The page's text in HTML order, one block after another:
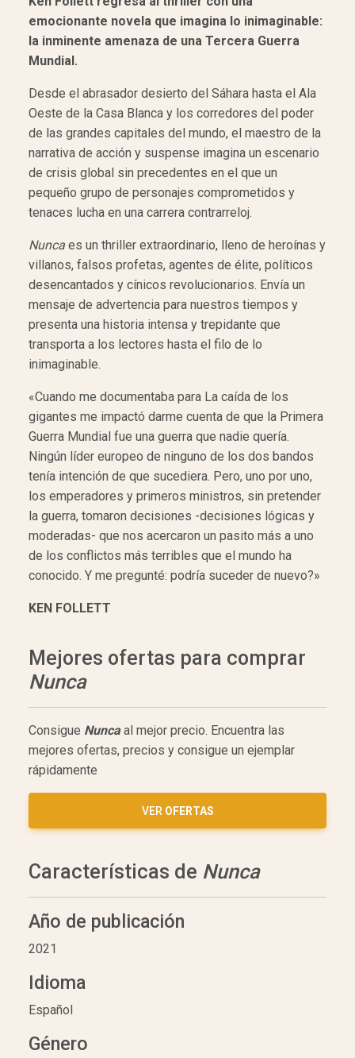
emocionante novela que imagina lo inimaginable:
la inminente amenaza de una Tercera Guerra
Mundial.
Desde el abrasador desierto del Sáhara hasta el Ala
Oeste de la Casa Blanca y los corredores del poder
de las grandes capitales del mundo, el maestro de la
narrativa de acción y suspense imagina un escenario
de crisis global sin precedentes en el que un
pequeño grupo de personajes comprometidos y
tenaces lucha en una carrera contrarreloj.
Nunca es un thriller extraordinario, lleno de heroínas y
villanos, falsos profetas, agentes de élite, políticos
desencantados y cínicos revolucionarios. Envía un
mensaje de advertencia para nuestros tiempos y
presenta una historia intensa y trepidante que
transporta a los lectores hasta el filo de lo
inimaginable.
«Cuando me documentaba para La caída de los
gigantes me impactó darme cuenta de que la Primera
Guerra Mundial fue una guerra que nadie quería.
Ningún líder europeo de ninguno de los dos bandos
tenía intención de que sucediera. Pero, uno por uno,
los emperadores y primeros ministros, sin pretender
la guerra, tomaron decisiones -decisiones lógicas y
moderadas- que nos acercaron un pasito más a uno
de los conflictos más terribles que el mundo ha
conocido. Y me pregunté: podría suceder de nuevo?»
KEN FOLLETT
Mejores ofertas para comprar
Nunca
Consigue Nuncaal mejor precio. Encuentra las
mejores ofertas, precios y consigue un ejemplar
rápidamente
VER OFERTAS
Características de Nunca
Año de publicación
2021
Idioma
Español
Género